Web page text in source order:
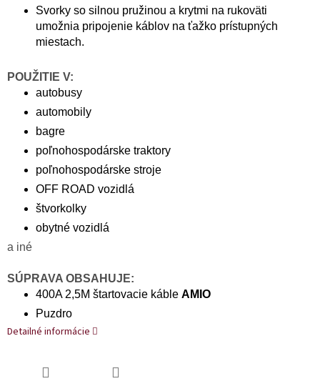
Svorky so silnou pružinou a krytmi na rukoväti
umožnia pripojenie káblov na ťažko prístupných
miestach.
POUŽITIE V:
autobusy
automobily
bagre
poľnohospodárske traktory
poľnohospodárske stroje
OFF ROAD vozidlá
štvorkolky
obytné vozidlá
a iné
SÚPRAVA OBSAHUJE:
400A 2,5M štartovacie káble AMIO
Puzdro
Detailné informácie